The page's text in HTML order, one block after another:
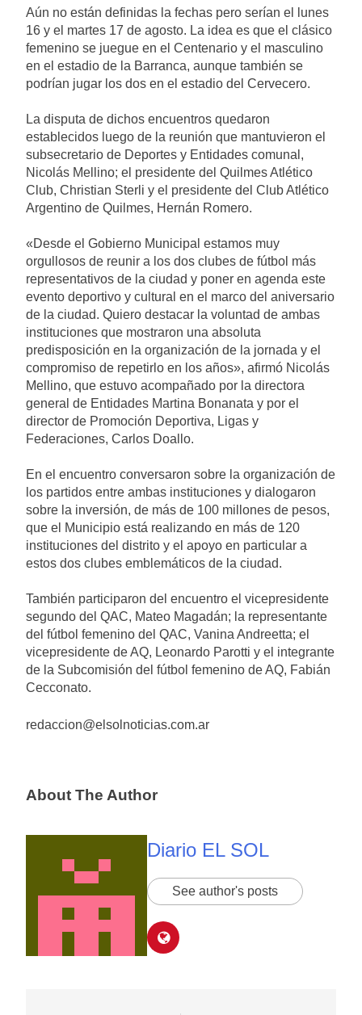
Aún no están definidas la fechas pero serían el lunes
16 y el martes 17 de agosto. La idea es que el clásico
femenino se juegue en el Centenario y el masculino
en el estadio de la Barranca, aunque también se
podrían jugar los dos en el estadio del Cervecero.
La disputa de dichos encuentros quedaron
establecidos luego de la reunión que mantuvieron el
subsecretario de Deportes y Entidades comunal,
Nicolás Mellino; el presidente del Quilmes Atlético
Club, Christian Sterli y el presidente del Club Atlético
Argentino de Quilmes, Hernán Romero.
«Desde el Gobierno Municipal estamos muy
orgullosos de reunir a los dos clubes de fútbol más
representativos de la ciudad y poner en agenda este
evento deportivo y cultural en el marco del aniversario
de la ciudad. Quiero destacar la voluntad de ambas
instituciones que mostraron una absoluta
predisposición en la organización de la jornada y el
compromiso de repetirlo en los años», afirmó Nicolás
Mellino, que estuvo acompañado por la directora
general de Entidades Martina Bonanata y por el
director de Promoción Deportiva, Ligas y
Federaciones, Carlos Doallo.
En el encuentro conversaron sobre la organización de
los partidos entre ambas instituciones y dialogaron
sobre la inversión, de más de 100 millones de pesos,
que el Municipio está realizando en más de 120
instituciones del distrito y el apoyo en particular a
estos dos clubes emblemáticos de la ciudad.
También participaron del encuentro el vicepresidente
segundo del QAC, Mateo Magadán; la representante
del fútbol femenino del QAC, Vanina Andreetta; el
vicepresidente de AQ, Leonardo Parotti y el integrante
de la Subcomisión del fútbol femenino de AQ, Fabián
Cecconato.
redaccion@elsolnoticias.com.ar
About The Author
Diario EL SOL
See author's posts